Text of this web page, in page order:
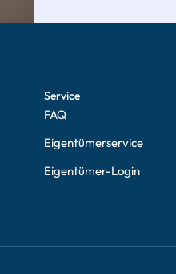
Service
FAQ
Eigentümerservice
Eigentümer-Login